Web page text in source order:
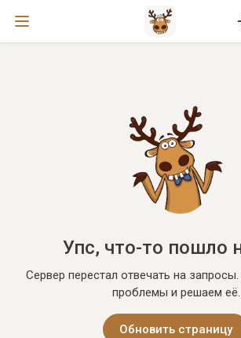
Упс, что-то пошло
Сервер перестал отвечать на
проблемы и решаем её.
Обновить страницу